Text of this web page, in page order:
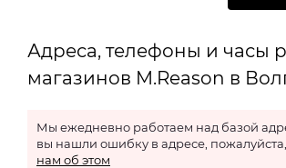
Адреса, телефоны и часы
магазинов M.Reason в
Мы ежедневно работаем над базой
вы нашли ошибку в адресе, пожалуйста,
нам об этом